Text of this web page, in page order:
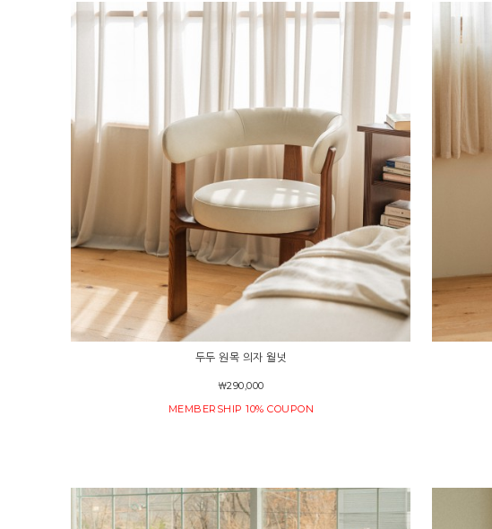
두두 원목 의자 월넛
￦290,000
MEMBERSHIP 10% COUPON